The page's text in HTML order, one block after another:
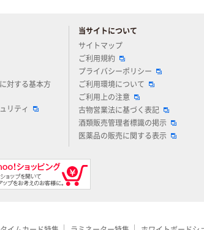
対する基本方
リティ
当サイトについて
サイトマップ
ご利用規約
プライバシーポリシー
ご利用環境について
ご利用上の注意
古物営業法に基づく表記
酒類販売管理者標識の掲示
医薬品の販売に関する表示